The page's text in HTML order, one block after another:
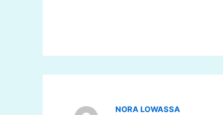
NORA LOWASSA